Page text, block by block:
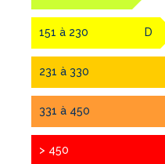
151 à 230 D
231 à 330
331 à 450
> 450